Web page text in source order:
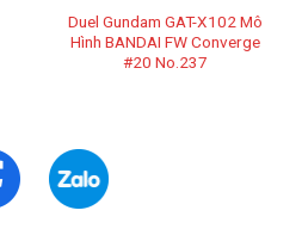
Duel Gundam GAT-X102 Mô
Hình BANDAI FW Converge
#20 No.237